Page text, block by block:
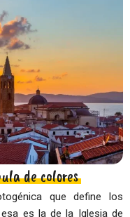
de colores
que define los
es la de la Iglesia de